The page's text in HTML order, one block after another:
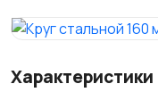
Характеристики